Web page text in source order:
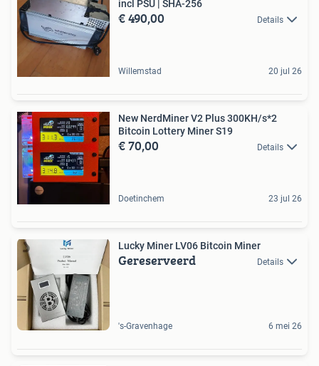
incl PSU | SHA-256
€ 490,00 Details
Willemstad 20 jul 26
New NerdMiner V2 Plus 300KH/s*2
Bitcoin Lottery Miner S19
€ 70,00 Details
Doetinchem 23 jul 26
Lucky Miner LV06 Bitcoin Miner
Gereserveerd Details
's-Gravenhage 6 mei 26